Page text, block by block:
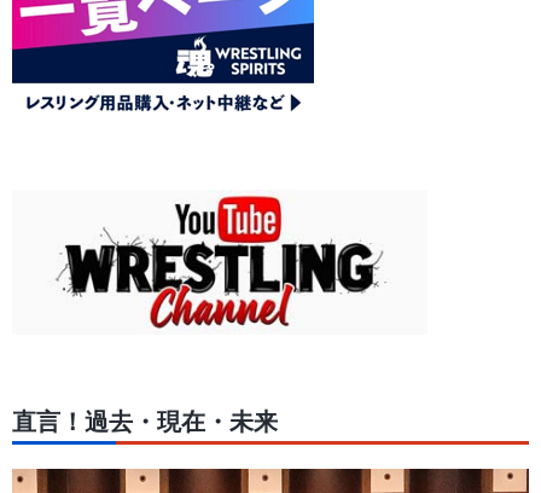
直言！過去・現在・未来